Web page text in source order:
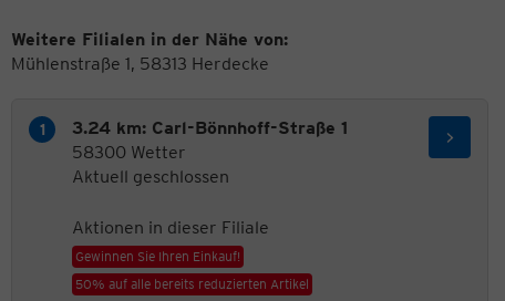
Weitere Filialen in der Nähe von:
Mühlenstraße 1, 58313 Herdecke
3.24 km: Carl-Bönnhoff-Straße 1
58300 Wetter
Aktuell geschlossen
Aktionen in dieser Filiale
Gewinnen Sie Ihren Einkauf!
50% auf alle bereits reduzierten Artikel